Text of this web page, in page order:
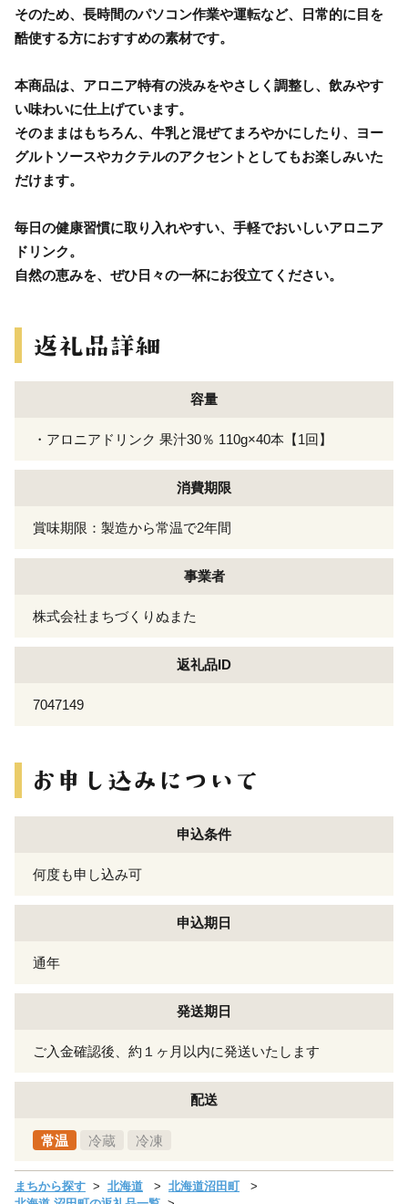
そのため、長時間のパソコン作業や運転など、日常的に目を
酷使する方におすすめの素材です。
本商品は、アロニア特有の渋みをやさしく調整し、飲みやす
い味わいに仕上げています。
そのままはもちろん、牛乳と混ぜてまろやかにしたり、ヨー
グルトソースやカクテルのアクセントとしてもお楽しみいた
だけます。
毎日の健康習慣に取り入れやすい、手軽でおいしいアロニア
ドリンク。
自然の恵みを、ぜひ日々の一杯にお役立てください。
容量
・アロニアドリンク 果汁30％ 110g×40本【1回】
消費期限
賞味期限：製造から常温で2年間
事業者
株式会社まちづくりぬまた
返礼品ID
7047149
申込条件
何度も申し込み可
申込期日
通年
発送期日
ご入金確認後、約１ヶ月以内に発送いたします
配送
常温 冷蔵 冷凍
まちから探す 北海道
北海道沼田町